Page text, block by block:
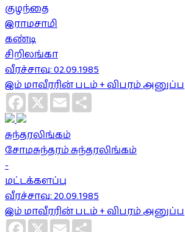
குழந்தை
இராமசாமி
கண்டி
சிறிலங்கா
வீரச்சாவு: 02.09.1985
இம் மாவீரரின் படம் + விபரம் அனுப்ப
Facebook
X Email
சுந்தரலிங்கம்
சோமசுந்தரம் சுந்தரலிங்கம்
-
மட்டக்களப்பு
வீரச்சாவு: 20.09.1985
இம் மாவீரரின் படம் + விபரம் அனுப்ப
Facebook
X Email